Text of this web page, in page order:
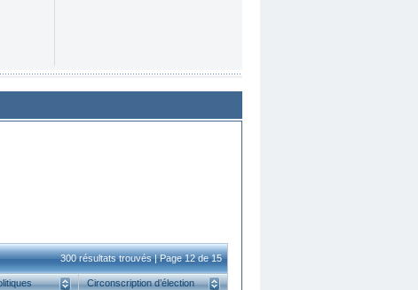
300 résultats trouvés | Page 12 de 15
Circonscription d’élection